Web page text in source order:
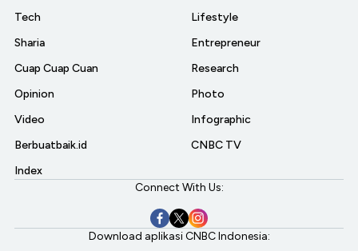
Tech
Sharia
Cuap Cuap Cuan
Opinion
Video
Berbuatbaik.id
Index
Lifestyle
Entrepreneur
Research
Photo
Infographic
CNBC TV
Connect With Us:
Download aplikasi CNBC Indonesia: